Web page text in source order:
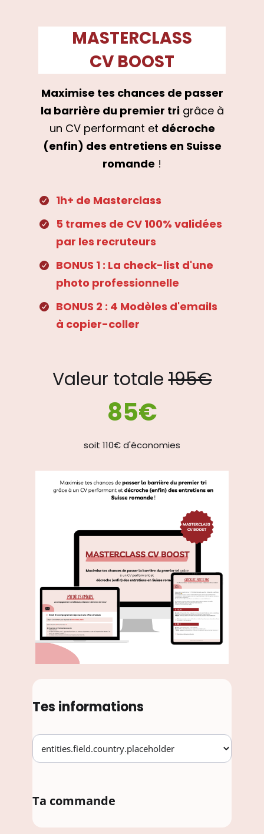
MASTERCLASS
CV BOOST
Maximise tes chances de passer
la barrière du premier trigrâce à
un CV performant et décroche
(enfin) des entretiens en Suisse
romande !
1h+ de Masterclass
5 trames de CV 100% validées
par les recruteurs
BONUS 1 : La check-list d'une
photo professionnelle
BONUS 2 : 4 Modèles d'emails
à copier-coller
Valeur totale195€
85€
soit 110€ d'économies
Tes informations
Ta commande